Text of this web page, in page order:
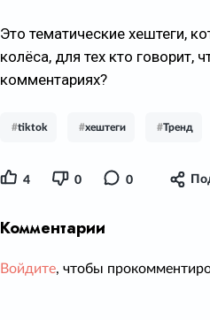
Это тематические хештеги,
колёса, для тех кто говорит,
комментариях?
#tiktok #хештеги #Тренд
4 0 0
Комментарии
Войдите, чтобы